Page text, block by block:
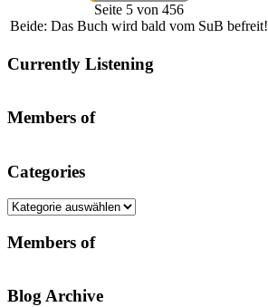
Seite 5 von 456
Beide: Das Buch wird bald vom SuB befreit!
Currently Listening
Members of
Categories
Categories
Members of
Blog Archive